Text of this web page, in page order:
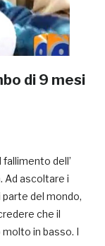
di 9 mesi
dell’
Ad ascoltare i
del mondo,
che il
in basso. I